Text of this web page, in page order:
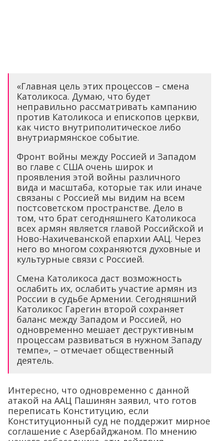
«Главная цель этих процессов – смена
Католикоса. Думаю, что будет
неправильно рассматривать кампанию
против Католикоса и епископов церкви,
как чисто внутриполитическое либо
внутриармянское событие.
Фронт войны между Россией и Западом
во главе с США очень широк и
проявления этой войны различного
вида и масштаба, которые так или иначе
связаны с Россией мы видим на всем
постсоветском пространстве. Дело в
том, что брат сегодняшнего Католикоса
всех армян является главой Российской и
Ново-Нахичеванской епархии ААЦ. Через
него во многом сохраняются духовные и
культурные связи с Россией.
Смена Католикоса даст возможность
ослабить их, ослабить участие армян из
России в судьбе Армении. Сегодняшний
Католикос Гарегин второй сохраняет
баланс между Западом и Россией, но
одновременно мешает деструктивным
процессам развиваться в нужном Западу
темпе», – отмечает общественный
деятель.
Интересно, что одновременно с данной
атакой на ААЦ Пашинян заявил, что готов
переписать Конституцию, если
Конституционный суд не поддержит мирное
соглашение с Азербайджаном. По мнению